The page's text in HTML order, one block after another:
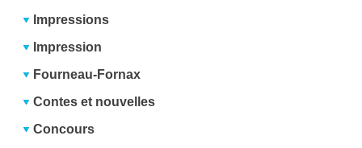
Impressions
Impression
Fourneau-Fornax
Contes et nouvelles
Concours